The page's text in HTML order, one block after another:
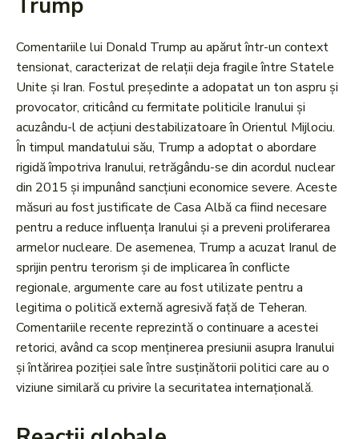
Trump
Comentariile lui Donald Trump au apărut într-un context
tensionat, caracterizat de relații deja fragile între Statele
Unite și Iran. Fostul președinte a adopatat un ton aspru și
provocator, criticând cu fermitate politicile Iranului și
acuzându-l de acțiuni destabilizatoare în Orientul Mijlociu.
În timpul mandatului său, Trump a adoptat o abordare
rigidă împotriva Iranului, retrăgându-se din acordul nuclear
din 2015 și impunând sancțiuni economice severe. Aceste
măsuri au fost justificate de Casa Albă ca fiind necesare
pentru a reduce influența Iranului și a preveni proliferarea
armelor nucleare. De asemenea, Trump a acuzat Iranul de
sprijin pentru terorism și de implicarea în conflicte
regionale, argumente care au fost utilizate pentru a
legitima o politică externă agresivă față de Teheran.
Comentariile recente reprezintă o continuare a acestei
retorici, având ca scop menținerea presiunii asupra Iranului
și întărirea poziției sale între susținătorii politici care au o
viziune similară cu privire la securitatea internațională.